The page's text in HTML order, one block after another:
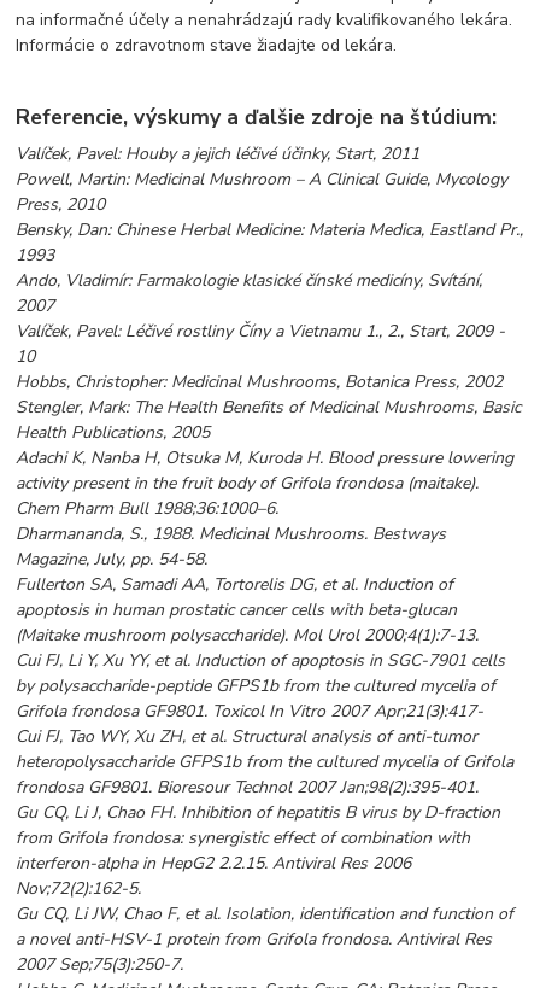
na informačné účely a nenahrádzajú rady kvalifikovaného lekára.
Informácie o zdravotnom stave žiadajte od lekára.
Referencie, výskumy a ďalšie zdroje na štúdium:
Valíček, Pavel: Houby a jejich léčivé účinky, Start, 2011
Powell, Martin: Medicinal Mushroom – A Clinical Guide, Mycology
Press, 2010
Bensky, Dan: Chinese Herbal Medicine: Materia Medica, Eastland Pr.,
1993
Ando, Vladimír: Farmakologie klasické čínské medicíny, Svítání,
2007
Valíček, Pavel: Léčivé rostliny Číny a Vietnamu 1., 2., Start, 2009 -
10
Hobbs, Christopher: Medicinal Mushrooms, Botanica Press, 2002
Stengler, Mark: The Health Benefits of Medicinal Mushrooms, Basic
Health Publications, 2005
Adachi K, Nanba H, Otsuka M, Kuroda H. Blood pressure lowering
activity present in the fruit body of Grifola frondosa (maitake).
Chem Pharm Bull 1988;36:1000–6.
Dharmananda, S., 1988. Medicinal Mushrooms. Bestways
Magazine, July, pp. 54-58.
Fullerton SA, Samadi AA, Tortorelis DG, et al. Induction of
apoptosis in human prostatic cancer cells with beta-glucan
(Maitake mushroom polysaccharide). Mol Urol 2000;4(1):7-13.
Cui FJ, Li Y, Xu YY, et al. Induction of apoptosis in SGC-7901 cells
by polysaccharide-peptide GFPS1b from the cultured mycelia of
Grifola frondosa GF9801. Toxicol In Vitro 2007 Apr;21(3):417-
Cui FJ, Tao WY, Xu ZH, et al. Structural analysis of anti-tumor
heteropolysaccharide GFPS1b from the cultured mycelia of Grifola
frondosa GF9801. Bioresour Technol 2007 Jan;98(2):395-401.
Gu CQ, Li J, Chao FH. Inhibition of hepatitis B virus by D-fraction
from Grifola frondosa: synergistic effect of combination with
interferon-alpha in HepG2 2.2.15. Antiviral Res 2006
Nov;72(2):162-5.
Gu CQ, Li JW, Chao F, et al. Isolation, identification and function of
a novel anti-HSV-1 protein from Grifola frondosa. Antiviral Res
2007 Sep;75(3):250-7.